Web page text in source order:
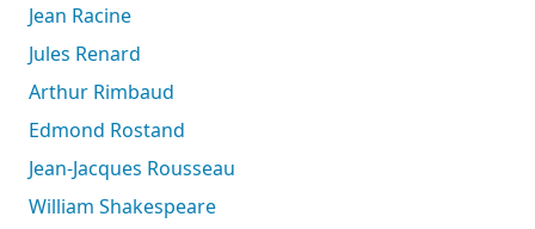
Jean Racine
Jules Renard
Arthur Rimbaud
Edmond Rostand
Jean-Jacques Rousseau
William Shakespeare